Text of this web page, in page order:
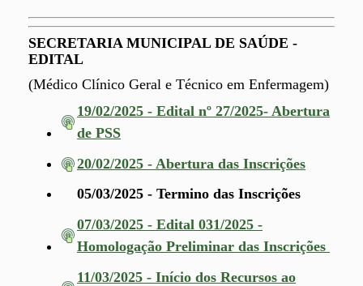
SECRETARIA MUNICIPAL DE SAÚDE -
EDITAL
(Médico Clínico Geral e Técnico em Enfermagem)
19/02/2025 - Edital nº 27/2025- Abertura
de PSS
20/02/2025 - Abertura das Inscrições
05/03/2025 - Termino das Inscrições
07/03/2025 - Edital 031/2025 -
Homologação Preliminar das Inscrições
11/03/2025 - Início dos Recursos ao